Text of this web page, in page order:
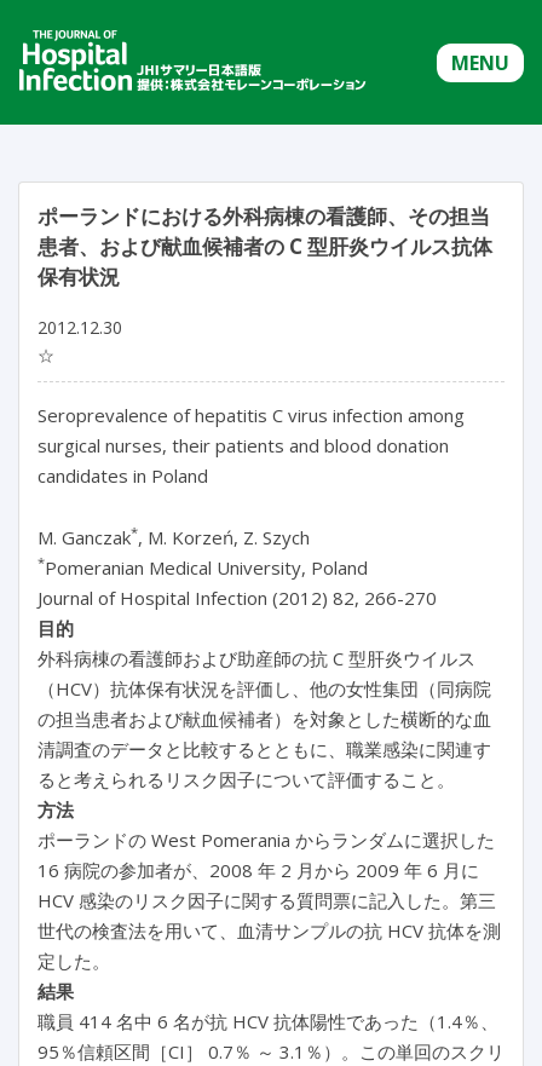
MENU
ポーランドにおける外科病棟の看護師、その担当
患者、および献血候補者の C 型肝炎ウイルス抗体
保有状況
2012.12.30
☆
Seroprevalence of hepatitis C virus infection among
surgical nurses, their patients and blood donation
candidates in Poland
M. Ganczak*, M. Korzeń, Z. Szych
*Pomeranian Medical University, Poland
Journal of Hospital Infection (2012) 82, 266-270
目的
外科病棟の看護師および助産師の抗 C 型肝炎ウイルス
（HCV）抗体保有状況を評価し、他の女性集団（同病院
の担当患者および献血候補者）を対象とした横断的な血
清調査のデータと比較するとともに、職業感染に関連す
ると考えられるリスク因子について評価すること。
方法
ポーランドの West Pomerania からランダムに選択した
16 病院の参加者が、2008 年 2 月から 2009 年 6 月に
HCV 感染のリスク因子に関する質問票に記入した。第三
世代の検査法を用いて、血清サンプルの抗 HCV 抗体を測
定した。
結果
職員 414 名中 6 名が抗 HCV 抗体陽性であった（1.4％、
95％信頼区間［CI］ 0.7％ ～ 3.1％）。この単回のスクリ